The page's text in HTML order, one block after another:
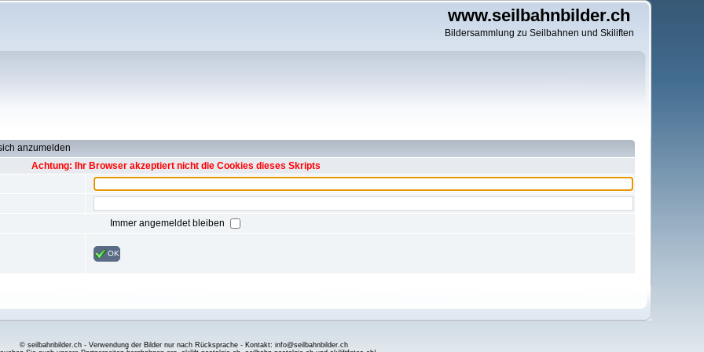
www.seilbahnbilder.ch
Bildersammlung zu Seilbahnen und Skiliften
anzumelden
Achtung: Ihr Browser akzeptiert nicht die Cookies dieses Skripts
Immer angemeldet bleiben
OK
© seilbahnbilder.ch - Verwendung der Bilder nur nach Rücksprache - Kontakt: info@seilbahnbilder.ch